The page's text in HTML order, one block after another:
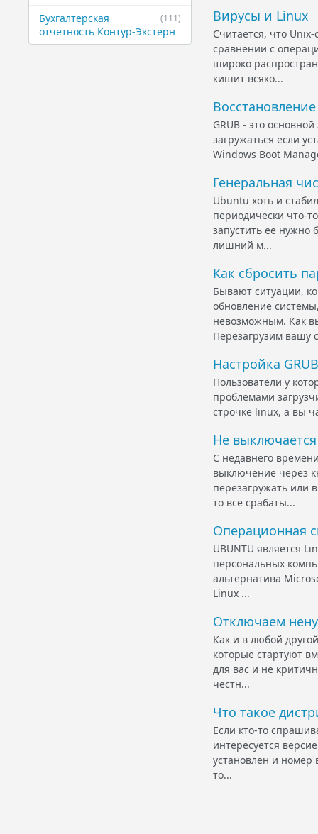
(111)
Бухгалтерская ​
отчетность ​Контур-Экстерн
Вирусы и Linux
Считается, что
сравнении с
широко
кишит всяко...
GRUB - это
загружаться если
Windows Boot
Генеральная
Ubuntu хоть и
периодически что-
запустить ее нужно
лишний м...
Как сбросить
Бывают ситуации,
обновление
невозможным. Как
Перезагрузим вашу
Настройка GRUB
Пользователи у
проблемами
строчке linux, а вы
Не
С недавнего
выключение через
перезагружать или
то все срабаты...
Операционная
UBUNTU является
персональных
альтернатива
Linux ...
Отключаем
Как и в любой
которые стартуют
для вас и не
честн...
Что такое
Если кто-то
интересуется
установлен и номер
то...